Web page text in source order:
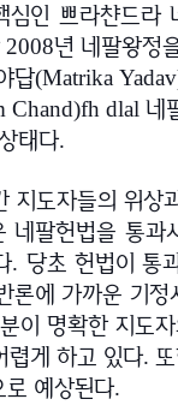
심인 쁘라챤드라
2008년 네팔왕정
답(Matrika
Chand)fh dlal네
태다.
도자들의 위상
네팔헌법을 통과
. 당초 헌법이 통
론에 가까운 기정
이 명확한 지도
렵게 하고 있다.
예상된다.